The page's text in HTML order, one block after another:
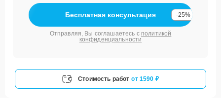
Бесплатная консультация -25%
Отправляя, Вы соглашаетесь с политикой
конфиденциальности
Стоимость работ от 1590 ₽